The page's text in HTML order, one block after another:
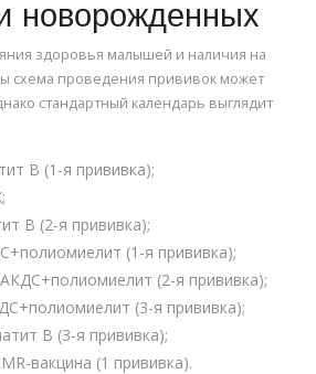
новорожденных
здоровья малышей и наличия на
схема проведения прививок может
стандартный календарь выглядит
В (1-я прививка);
В (2-я прививка);
(1-я прививка);
(2-я прививка);
(3-я прививка);
В (3-я прививка);
вакцина (1 прививка).